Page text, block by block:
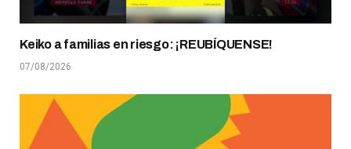
Keiko a familias en riesgo: ¡REUBÍQUENSE!
07/08/2026